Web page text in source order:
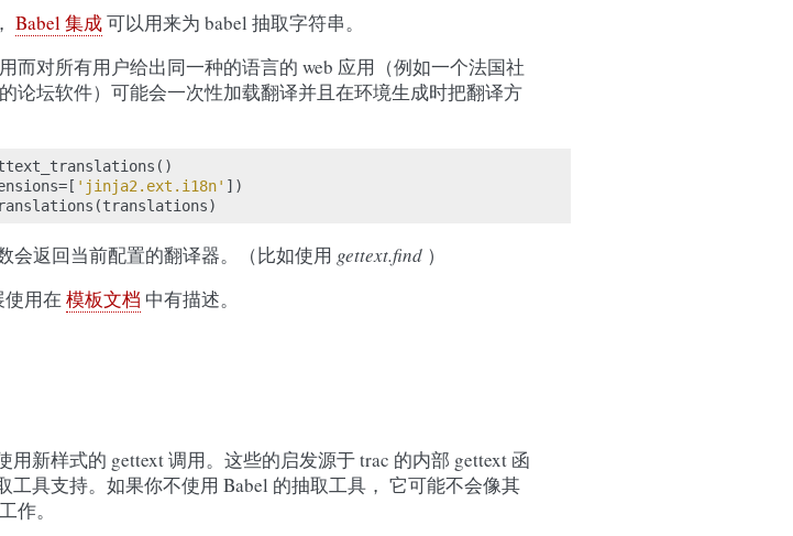
， Babel 集成可以用来为 babel 抽取字符串。
而对所有用户给出同一种的语言的 web 应用（例如一个法国社
论坛软件）可能会一次性加载翻译并且在环境生成时把翻译方
()
= [ 'jinja2.ext.i18n' ])
(translations)
会返回当前配置的翻译器。（比如使用 gettext.find ）
使用在 模板文档 中有描述。
用新样式的 gettext 调用。这些的启发源于 trac 的内部 gettext 函
工具支持。如果你不使用 Babel 的抽取工具， 它可能不会像其
作。